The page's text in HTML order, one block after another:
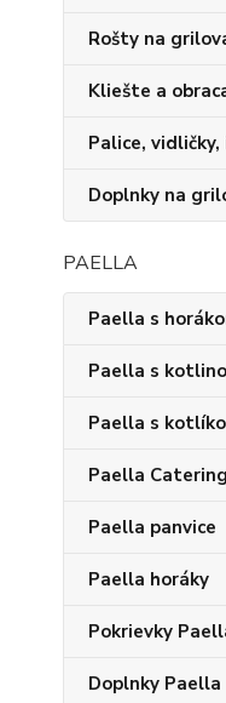
Rošty na
Kliešte a
Palice,
Doplnky na
PAELLA
Paella s
Paella s
Paella s
Paella Catering
Paella panvice
Paella horáky
Pokrievky
Doplnky Paella